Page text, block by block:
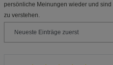
persönliche Meinungen wieder und
zu verstehen.